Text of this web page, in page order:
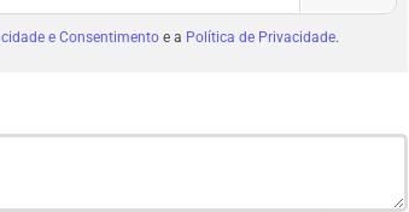
e Consentimentoe a Política de Privacidade.